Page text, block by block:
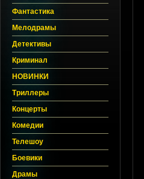
Фантастика
Мелодрамы
Детективы
Криминал
НОВИНКИ
Триллеры
Концерты
Комедии
Телешоу
Боевики
Драмы